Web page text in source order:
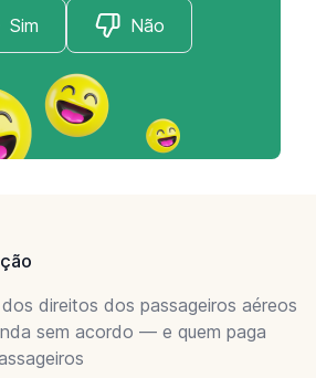
Sim Não
direitos dos passageiros aéreos
sem acordo — e quem paga